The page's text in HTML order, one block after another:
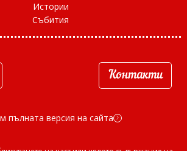
Истории
Събития
Контакти
пълната версия на сайта d